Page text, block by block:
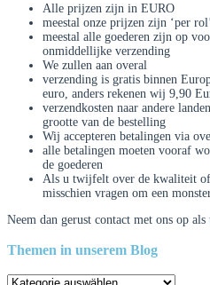
Alle prijzen zijn in EURO
meestal onze prijzen zijn ‘per
meestal alle goederen zijn op
onmiddellijke verzending
We zullen aan overal
verzending is gratis binnen
euro, anders rekenen wij 9,90
verzendkosten naar andere
grootte van de bestelling
Wij accepteren betalingen via
alle betalingen moeten vooraf
de goederen
Als u twijfelt over de kwaliteit
misschien vragen om een
Neem dan gerust contact met ons op
Themen in unserem Blog
Themen